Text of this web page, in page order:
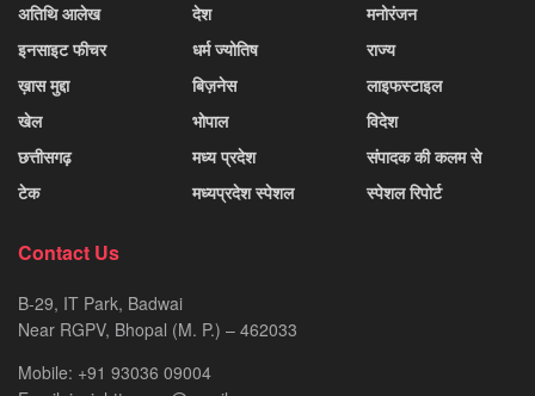
अतिथि आलेख
इनसाइट फीचर
ख़ास मुद्दा
खेल
छत्तीसगढ़
टेक
देश
धर्म ज्योतिष
बिज़नेस
भोपाल
मध्य प्रदेश
मध्यप्रदेश स्पेशल
मनोरंजन
राज्य
लाइफस्टाइल
विदेश
संपादक की कलम से
स्पेशल रिपोर्ट
Contact Us
B-29, IT Park, Badwai
Near RGPV, Bhopal (M. P.) – 462033
Mobile: +91 93036 09004